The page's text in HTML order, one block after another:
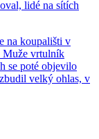
lidé na sítích
na koupališti v
Muže vrtulník
se poté objevilo
velký ohlas, v